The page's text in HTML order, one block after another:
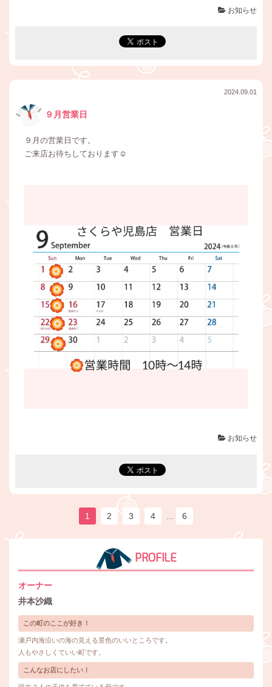
お知らせ
2024.09.01
９月営業日
９月の営業日です。
ご来店お待ちしております☺️
お知らせ
1 2 3 4 6
PROFILE
オーナー
井本沙織
この町のここが好き！
瀬戸内海沿いの海の見える景色のいいところです。
人もやさしくていい町です。
こんなお店にしたい！